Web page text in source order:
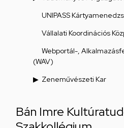
UNIPASS
Vállalati Koordinációs
Webportál-,
(WAV)
Zeneművészeti Kar
Bán Imre